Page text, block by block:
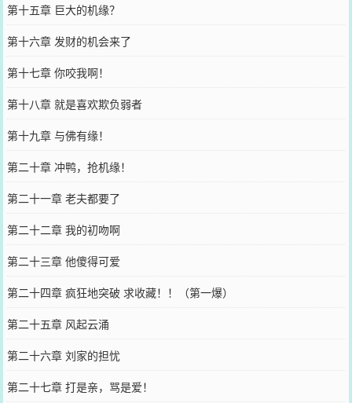
第十五章 巨大的机缘？
第十六章 发财的机会来了
第十七章 你咬我啊！
第十八章 就是喜欢欺负弱者
第十九章 与佛有缘！
第二十章 冲鸭，抢机缘！
第二十一章 老夫都要了
第二十二章 我的初吻啊
第二十三章 他傻得可爱
第二十四章 疯狂地突破 求收藏！！（第一爆）
第二十五章 风起云涌
第二十六章 刘家的担忧
第二十七章 打是亲，骂是爱！